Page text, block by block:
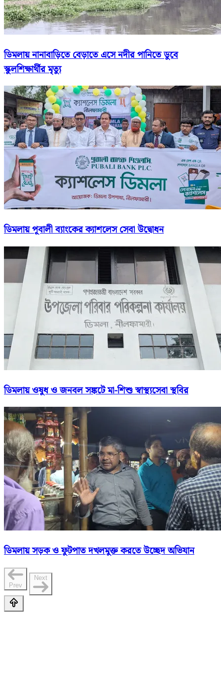
ডিমলায় নানাবাড়িতে বেড়াতে এসে নদীর পানিতে ডুবে
স্কুলশিক্ষার্থীর মৃত্যু
ডিমলায় পূবালী ব্যাংকের ক্যাশলেস সেবা উদ্বোধন
ডিমলায় ওষুধ ও জনবল সঙ্কটে মা-শিশু স্বাস্থ্যসেবা স্থবির
ডিমলায় সড়ক ও ফুটপাত দখলমুক্ত করতে উচ্ছেদ অভিযান
Prev